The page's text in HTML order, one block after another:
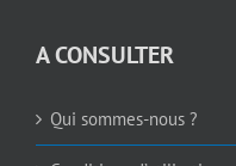
A CONSULTER
Qui sommes-nous ?